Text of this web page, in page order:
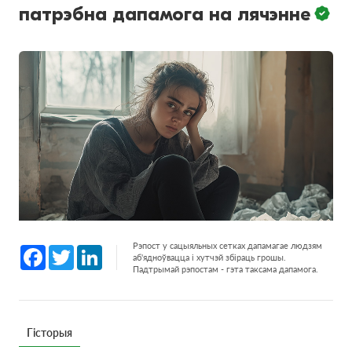
патрэбна дапамога на лячэнне
Facebook
Twitter LinkedInРэпост у сацыяльных сетках дапамагае людзям
аб'ядноўвацца і хутчэй збіраць грошы.
Падтрымай рэпостам - гэта таксама дапамога.
Гісторыя